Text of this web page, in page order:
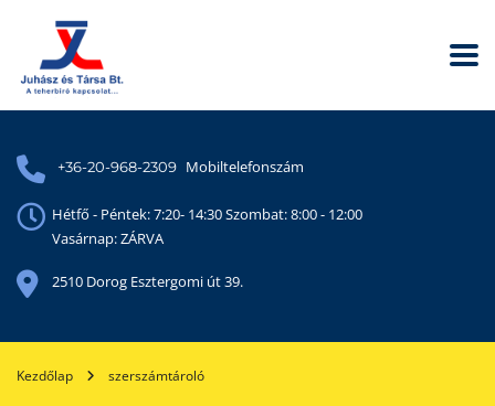
+36-20-968-2309 Mobiltelefonszám
Hétfő - Péntek: 7:20- 14:30 Szombat: 8:00 - 12:00
Vasárnap: ZÁRVA
2510 Dorog Esztergomi út 39.
Kezdőlap szerszámtároló